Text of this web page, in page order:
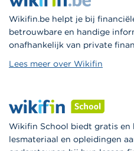
Wikifin.be helpt je bij
betrouwbare en handige
onafhankelijk van private
Lees meer over Wikifin
Wikifin School biedt gratis en
lesmateriaal en opleidingen